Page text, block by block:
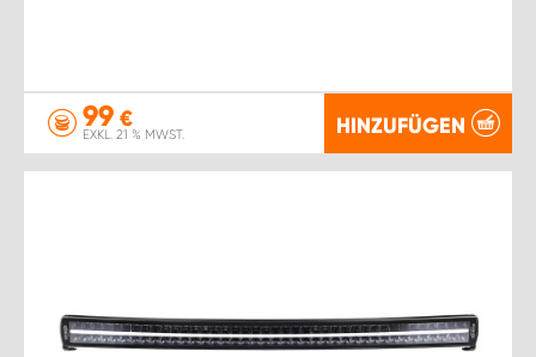
99 €
EXKL. 21 % MWST. HINZUFÜGEN